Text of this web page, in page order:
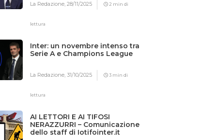
La Redazione,28/11/2025 2 min di
lettura
Inter: un novembre intenso tra
Serie A e Champions League
La Redazione,31/10/2025 3 min di
lettura
AI LETTORI E AI TIFOSI
NERAZZURRI – Comunicazione
dello staff di Iotifointer.it